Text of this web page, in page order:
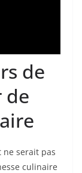
de
de
ne serait pas
culinaire